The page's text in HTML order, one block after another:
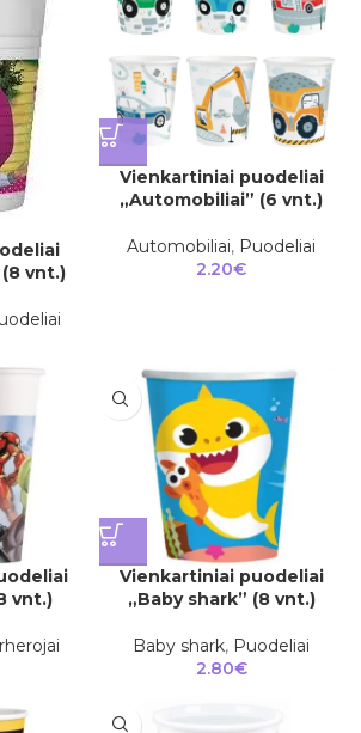
(8 vnt.)
Vienkartiniai puodeliai
„Automobiliai” (6 vnt.)
Automobiliai, Puodeliai
2.20€
vnt.)
Vienkartiniai puodeliai
„Baby shark” (8 vnt.)
Baby shark, Puodeliai
2.80€